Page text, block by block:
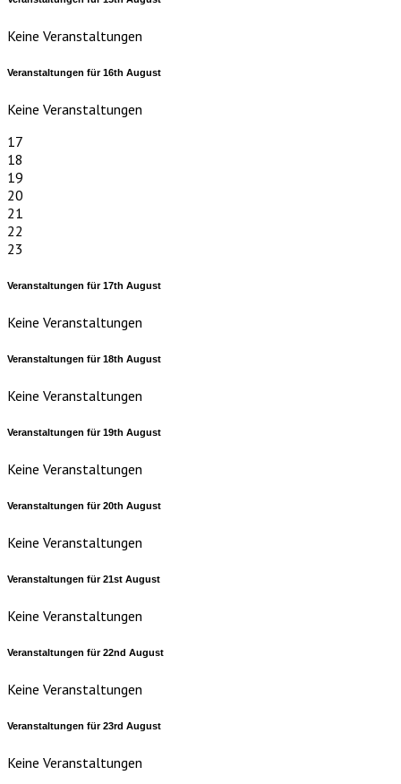
Keine Veranstaltungen
Veranstaltungen für16th August
Keine Veranstaltungen
17
18
19
20
21
22
23
Veranstaltungen für17th August
Keine Veranstaltungen
Veranstaltungen für18th August
Keine Veranstaltungen
Veranstaltungen für19th August
Keine Veranstaltungen
Veranstaltungen für20th August
Keine Veranstaltungen
Veranstaltungen für21st August
Keine Veranstaltungen
Veranstaltungen für22nd August
Keine Veranstaltungen
Veranstaltungen für23rd August
Keine Veranstaltungen